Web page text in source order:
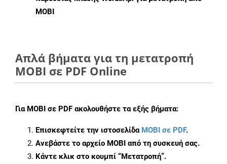
MOBI
Απλά βήματα για τη μετατροπή
MOBI σε PDF Online
Για MOBI σε PDF ακολουθήστε τα εξής βήματα:
Επισκεφτείτε την ιστοσελίδα MOBI σε PDF.
Ανεβάστε το αρχείο MOBI από τη συσκευή σας.
Κάντε κλικ στο κουμπί “Μετατροπή”.